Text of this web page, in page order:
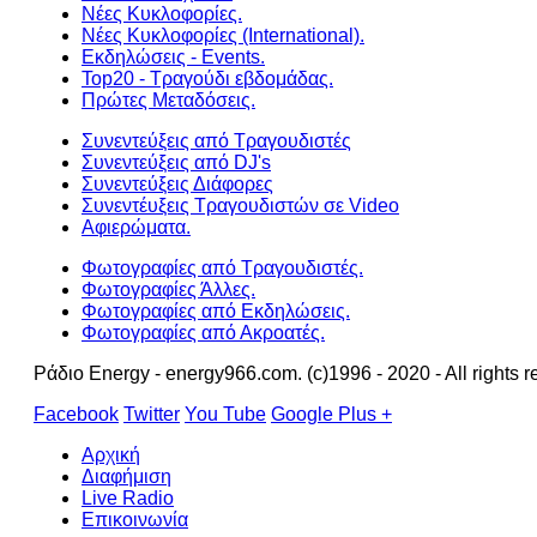
Νέες Κυκλοφορίες.
Νέες Κυκλοφορίες (International).
Εκδηλώσεις - Events.
Top20 - Τραγούδι εβδομάδας.
Πρώτες Μεταδόσεις.
Συνεντεύξεις από Τραγουδιστές
Συνεντεύξεις από DJ's
Συνεντεύξεις Διάφορες
Συνεντέυξεις Τραγουδιστών σε Video
Αφιερώματα.
Φωτογραφίες από Τραγουδιστές.
Φωτογραφίες Άλλες.
Φωτογραφίες από Εκδηλώσεις.
Φωτογραφίες από Ακροατές.
Ράδιο Energy - energy966.com. (c)1996 - 2020 - All rights
Facebook Twitter You Tube Google Plus +
Αρχική
Διαφήμιση
Live Radio
Επικοινωνία